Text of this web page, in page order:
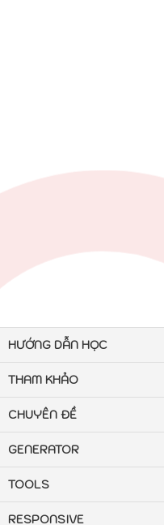
HƯỚNG DẪN HỌC
THAM KHẢO
CHUYÊN ĐỀ
GENERATOR
TOOLS
RESPONSIVE